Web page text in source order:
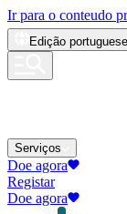
Ir para o conteudo
Edição portuguese
Serviços
Doe agora
Registar
Doe agora